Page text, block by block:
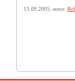
15.09.2005, autor: